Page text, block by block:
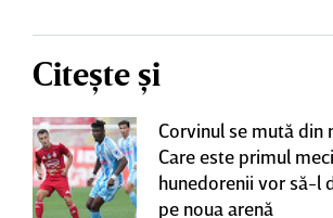
Citește și
Corvinul se mută din
Care este primul
hunedorenii vor să-l
pe noua arenă